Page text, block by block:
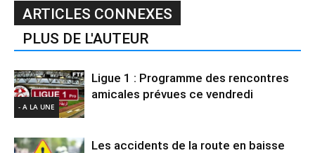
ARTICLES CONNEXES
PLUS DE L'AUTEUR
- A LA UNE
Ligue 1 : Programme des rencontres
amicales prévues ce vendredi
Les accidents de la route en baisse